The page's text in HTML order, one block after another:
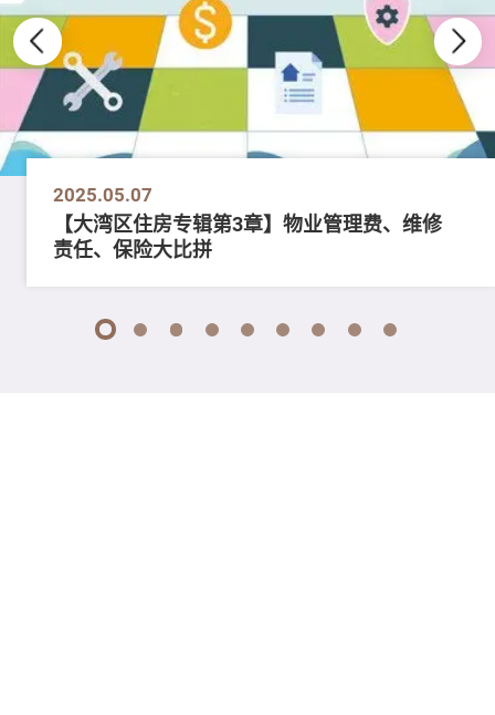
2025.05.07
【大湾区住房专辑第3章】物业管理费、维修
责任、保险大比拼
1 2 3 4 5 6 7 8 9